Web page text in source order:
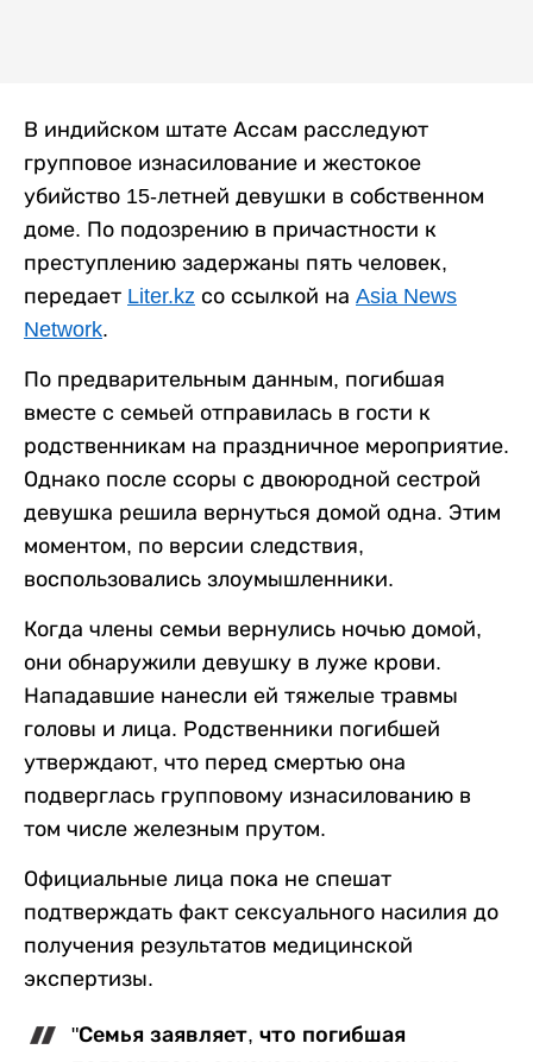
В индийском штате Ассам расследуют
групповое изнасилование и жестокое
убийство 15-летней девушки в собственном
доме. По подозрению в причастности к
преступлению задержаны пять человек,
передает Liter.kz со ссылкой на Asia News
Network.
По предварительным данным, погибшая
вместе с семьей отправилась в гости к
родственникам на праздничное мероприятие.
Однако после ссоры с двоюродной сестрой
девушка решила вернуться домой одна. Этим
моментом, по версии следствия,
воспользовались злоумышленники.
Когда члены семьи вернулись ночью домой,
они обнаружили девушку в луже крови.
Нападавшие нанесли ей тяжелые травмы
головы и лица. Родственники погибшей
утверждают, что перед смертью она
подверглась групповому изнасилованию в
том числе железным прутом.
Официальные лица пока не спешат
подтверждать факт сексуального насилия до
получения результатов медицинской
экспертизы.
"Семья заявляет, что погибшая